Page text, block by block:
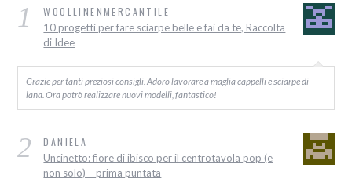
1 WOOLLINENMERCANTILE
10 progetti per fare sciarpe belle e fai da te, Raccolta
di Idee
Grazie per tanti preziosi consigli. Adoro lavorare a maglia cappelli e sciarpe di
lana. Ora potrò realizzare nuovi modelli, fantastico!
2 DANIELA
Uncinetto: fiore di ibisco per il centrotavola pop (e
non solo) – prima puntata